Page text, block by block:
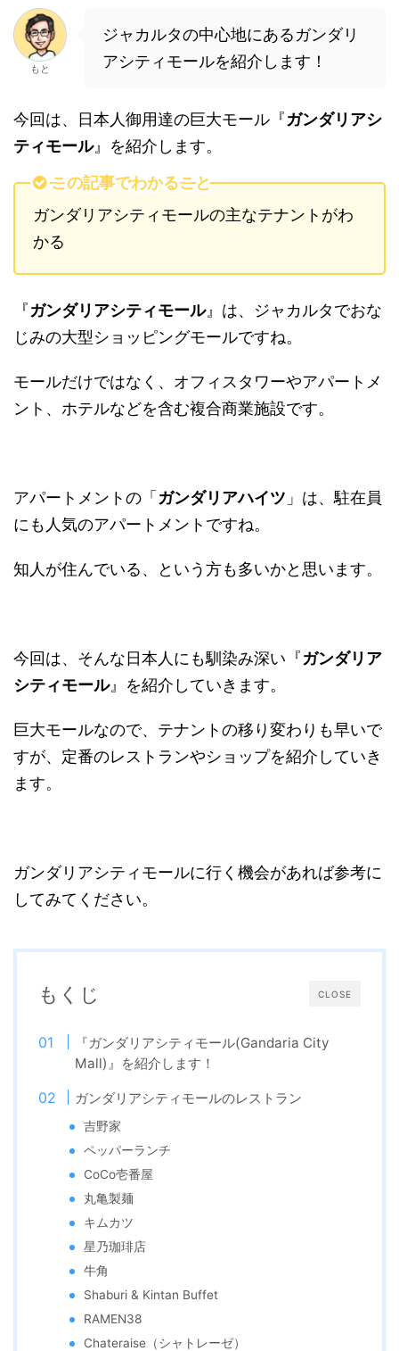
もと
ジャカルタの中心地にあるガンダリ
アシティモールを紹介します！
今回は、日本人御用達の巨大モール『ガンダリアシ
ティモール』を紹介します。
この記事でわかること
ガンダリアシティモールの主なテナントがわ
かる
『ガンダリアシティモール』は、ジャカルタでおな
じみの大型ショッピングモールですね。
モールだけではなく、オフィスタワーやアパートメ
ント、ホテルなどを含む複合商業施設です。
アパートメントの「 ガンダリアハイツ 」は、駐在員
にも人気のアパートメントですね。
知人が住んでいる、という方も多いかと思います。
今回は、そんな日本人にも馴染み深い『ガンダリア
シティモール』を紹介していきます。
巨大モールなので、テナントの移り変わりも早いで
すが、定番のレストランやショップを紹介していき
ます。
ガンダリアシティモールに行く機会があれば参考に
してみてください。
CLOSE
もくじ
『ガンダリアシティモール(Gandaria City
Mall)』を紹介します！
ガンダリアシティモールのレストラン
吉野家
ペッパーランチ
CoCo壱番屋
丸亀製麺
キムカツ
星乃珈琲店
牛角
Shaburi & Kintan Buffet
RAMEN38
Chateraise（シャトレーゼ）